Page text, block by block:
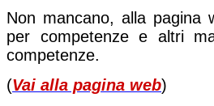
Non mancano, alla pagina
per competenze e altri
competenze.
(Vai alla pagina web)